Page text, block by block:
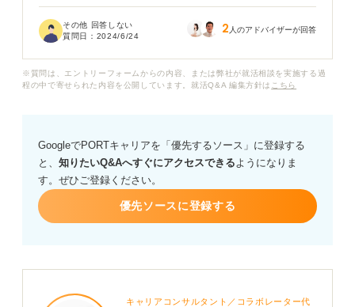
か変わってきますよね。
ついてアドバイスお願いします。
その他 回答しない
質問日： 2024/6/24 2 人のアドバイザーが回答
※質問は、エントリーフォームからの内容、または弊社が就活相談を実施する過
程の中で寄せられた内容を公開しています。就活Q&A 編集方針は こちら
GoogleでPORTキャリアを「優先するソース」に登録する
と、 知りたいQ&Aへすぐにアクセスできるようになりま
す。ぜひご登録ください。
優先ソースに登録する
キャリアコンサルタント／コラボレーター代